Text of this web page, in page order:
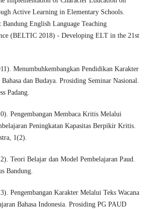
Active Learning in Elementary Schools.
Bandung English Language Teaching
(BELTIC 2018) - Developing ELT in the 21st
Menumbuhkembangkan Pendidikan Karakter
dan Budaya. Prosiding Seminar Nasional.
Padang.
Pengembangan Membaca Kritis Melalui
Peningkatan Kapasitas Berpikir Kritis.
1(2).
Teori Belajar dan Model Pembelajaran Paud.
Bandung.
Pengembangan Karakter Melalui Teks Wacana
Bahasa Indonesia. Prosiding PG PAUD